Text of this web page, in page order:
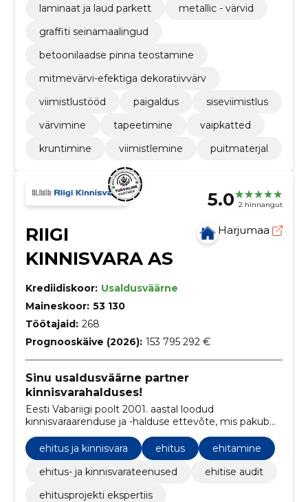
laminaat ja laud parkett
metallic - värvid
graffiti seinamaalingud
betoonilaadse pinna teostamine
mitmevärvi-efektiga dekoratiivvärv
viimistlustööd
paigaldus
siseviimistlus
värvimine
tapeetimine
vaipkatted
kruntimine
viimistlemine puitmaterjal
5.0 2 hinnangut
RIIGI
KINNISVARA AS
Harjumaa
Krediidiskoor: Usaldusväärne
Maineskoor: 53 130
Töötajaid: 268
Prognooskäive (2026): 153 795 292 €
Sinu usaldusväärne partner
kinnisvarahalduses!
Eesti Vabariigi poolt 2001. aastal loodud
kinnisvaraarenduse ja -halduse ettevõte, mis pakub
tõhusaid teenuseid peamiselt riigiasutustele ja
avalikele teenuste pakkujatele.
ehitus ja kinnisvara ehitus
ehitamine
ehitus- ja kinnisvarateenused
ehitise audit
ehitusprojekti ekspertiis